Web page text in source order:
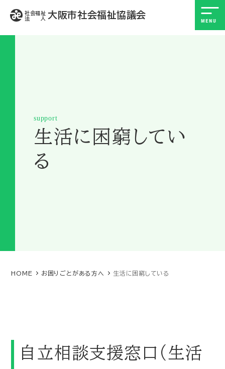
社会福祉
法 人
大阪市社会福祉協議会
support
生活に困窮してい
る
HOME お困りごとがある方へ 生活に困窮している
自立相談支援窓口（生活